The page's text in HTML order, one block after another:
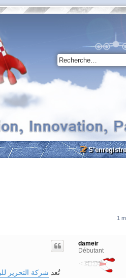
1
dameir
Débutant
تُعد شركة التحرير